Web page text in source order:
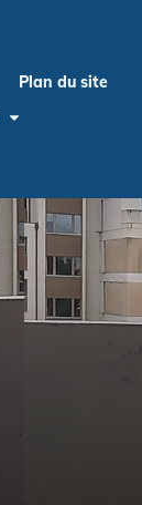
Plan du site